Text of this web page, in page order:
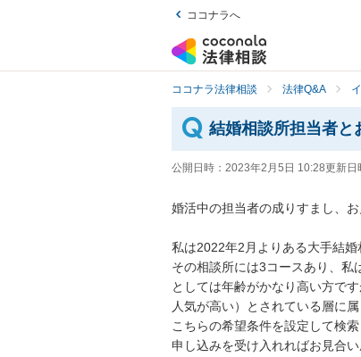
ココナラへ
ココナラ法律相談 法律Q&A
結婚相談所担当者と
公開日時： 2023年2月5日 10:28更新日
婚活中の担当者の成りすまし、
私は2022年2月よりある大手結婚
その相談所には3コースあり、私
としては年齢がかなり高い方で
人気が高い）とされている層に
こちらの希望条件を設定して検
申し込みを受け入れればお見合